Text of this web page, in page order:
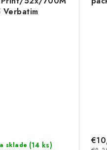
sklade (14 ks)